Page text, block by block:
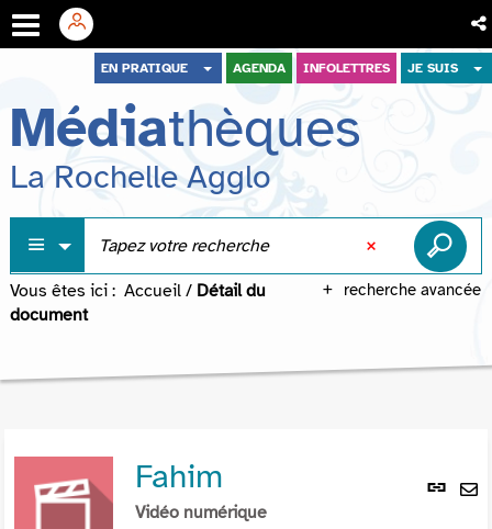
menu
contenu
recherche
EN PRATIQUE AGENDA INFOLETTRES JE SUIS
Médiathèques
La Rochelle Agglo
recherche avancée
Vous êtes ici : Accueil / Détail du
document
Lien
Fahim
Vidéo numérique